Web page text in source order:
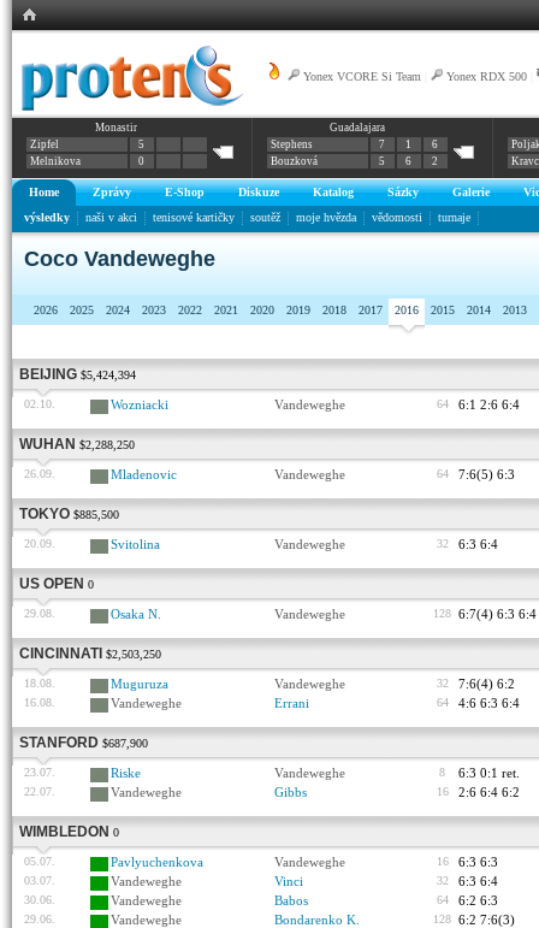
Yonex VCORE Si Team Yonex RDX 500
Monastir
Zipfel
5
Melnikova
0
Guadalajara
Stephens
7 1
6
Bouzková
5 6 2
Home Zprávy E-Shop Diskuze Katalog Sázky Galerie
výsledky
naši v akci tenisové kartičky soutěž moje hvězda vědomosti turnaje
Coco Vandeweghe
2026 2025 2024 2023 2022 2021 2020 2019 2018 2017 2016 2015 2014 2013
BEIJING $5,424,394
02.10. Wozniacki Vandeweghe 64 6:1 2:6 6:4
WUHAN $2,288,250
26.09. Mladenovic Vandeweghe 64 7:6(5) 6:3
TOKYO $885,500
20.09. Svitolina Vandeweghe 32 6:3 6:4
US OPEN 0
29.08. Osaka N. Vandeweghe 128 6:7(4) 6:3 6:4
CINCINNATI $2,503,250
18.08. Muguruza Vandeweghe 32 7:6(4) 6:2
16.08. Vandeweghe Errani 64 4:6 6:3 6:4
STANFORD $687,900
23.07. Riske Vandeweghe 8 6:3 0:1 ret.
22.07. Vandeweghe Gibbs 16 2:6 6:4 6:2
WIMBLEDON 0
05.07. Pavlyuchenkova Vandeweghe 16 6:3 6:3
03.07. Vandeweghe Vinci 32 6:3 6:4
30.06. Vandeweghe Babos 64 6:2 6:3
29.06. Vandeweghe Bondarenko K. 128 6:2 7:6(3)